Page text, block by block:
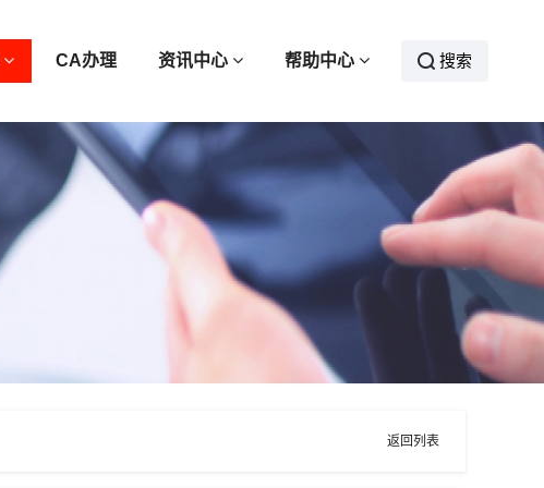
CA办理 资讯中心 帮助中心 搜索
返回列表